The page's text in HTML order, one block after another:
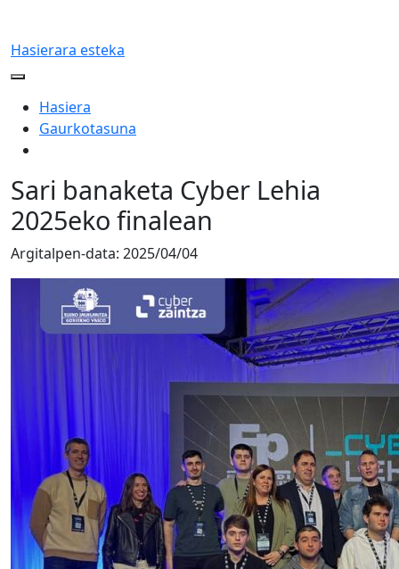
Hasierara esteka
Hasiera
Gaurkotasuna
Sari banaketa Cyber Lehia
2025eko finalean
Argitalpen-data: 2025/04/04